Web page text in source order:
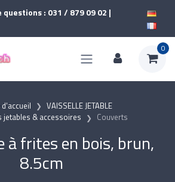
questions : 031 / 879 09 02 |
0
VAISSELLE JETABLE
jetables & accessoires
Couverts
à frites en bois, brun,
8.5cm